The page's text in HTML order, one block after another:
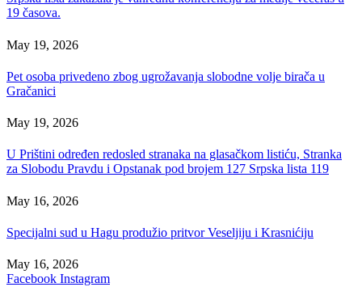
19 časova.
May 19, 2026
Pet osoba privedeno zbog ugrožavanja slobodne volje birača u
Gračanici
May 19, 2026
U Prištini određen redosled stranaka na glasačkom listiću, Stranka
za Slobodu Pravdu i Opstanak pod brojem 127 Srpska lista 119
May 16, 2026
Specijalni sud u Hagu produžio pritvor Veseljiju i Krasnićiju
May 16, 2026
Facebook Instagram